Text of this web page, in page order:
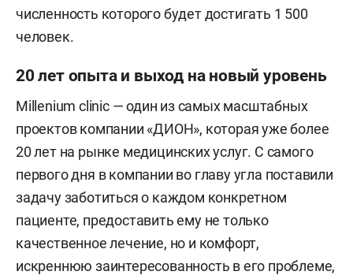
численность которого будет достигать 1 500
человек.
20 лет опыта и выход на новый уровень
Millenium clinic — один из самых масштабных
проектов компании «ДИОН», которая уже более
20 лет на рынке медицинских услуг. С самого
первого дня в компании во главу угла поставили
задачу заботиться о каждом конкретном
пациенте, предоставить ему не только
качественное лечение, но и комфорт,
искреннюю заинтересованность в его проблеме,